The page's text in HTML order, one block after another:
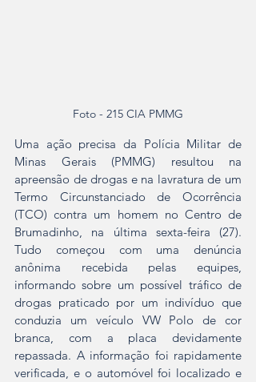
Foto - 215 CIA PMMG
Uma ação precisa da Polícia Militar de
Minas Gerais (PMMG) resultou na
apreensão de drogas e na lavratura de um
Termo Circunstanciado de Ocorrência
(TCO) contra um homem no Centro de
Brumadinho, na última sexta-feira (27).
Tudo começou com uma denúncia
anônima recebida pelas equipes,
informando sobre um possível tráfico de
drogas praticado por um indivíduo que
conduzia um veículo VW Polo de cor
branca, com a placa devidamente
repassada. A informação foi rapidamente
verificada, e o automóvel foi localizado e